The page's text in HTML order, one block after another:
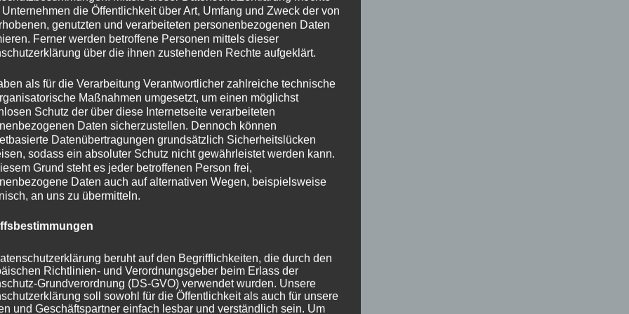
meinem Blog. Ich bin 26 und schreibe für mein Leben
findest du einmal den Journal, in dem ich Interviews
mitteile, aber auch die TeaTimeStories, in denen es
und Kurzgeschichten geht, als auch mein E-Book "We all
mehrere Kapitel meiner Kurzgeschichte veröffentlicht
ich seit 2021 einen Podcast mit Annika, der heißt Foto
diesen kannst du hierüber hören. Viel Spaß beim Stöbern!
Unternehmen die Öffentlichkeit über Art, Umfang und Zweck der von
genutzten und verarbeiteten personenbezogenen Daten
Ferner werden betroffene Personen mittels dieser
über die ihnen zustehenden Rechte aufgeklärt.
als für die Verarbeitung Verantwortlicher zahlreiche technische
Maßnahmen umgesetzt, um einen möglichst
Schutz der über diese Internetseite verarbeiteten
Daten sicherzustellen. Dennoch können
Datenübertragungen grundsätzlich Sicherheitslücken
sodass ein absoluter Schutz nicht gewährleistet werden kann.
Grund steht es jeder betroffenen Person frei,
Daten auch auf alternativen Wegen, beispielsweise
an uns zu übermitteln.
beruht auf den Begrifflichkeiten, die durch den
Richtlinien- und Verordnungsgeber beim Erlass der
Grundverordnung (DS-GVO) verwendet wurden. Unsere
soll sowohl für die Öffentlichkeit als auch für unsere
und Geschäftspartner einfach lesbar und verständlich sein. Um